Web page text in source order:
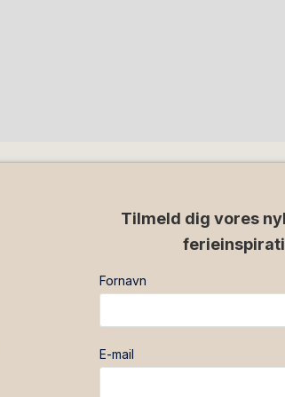
Tilmeld dig vores
Fornavn
E-mail